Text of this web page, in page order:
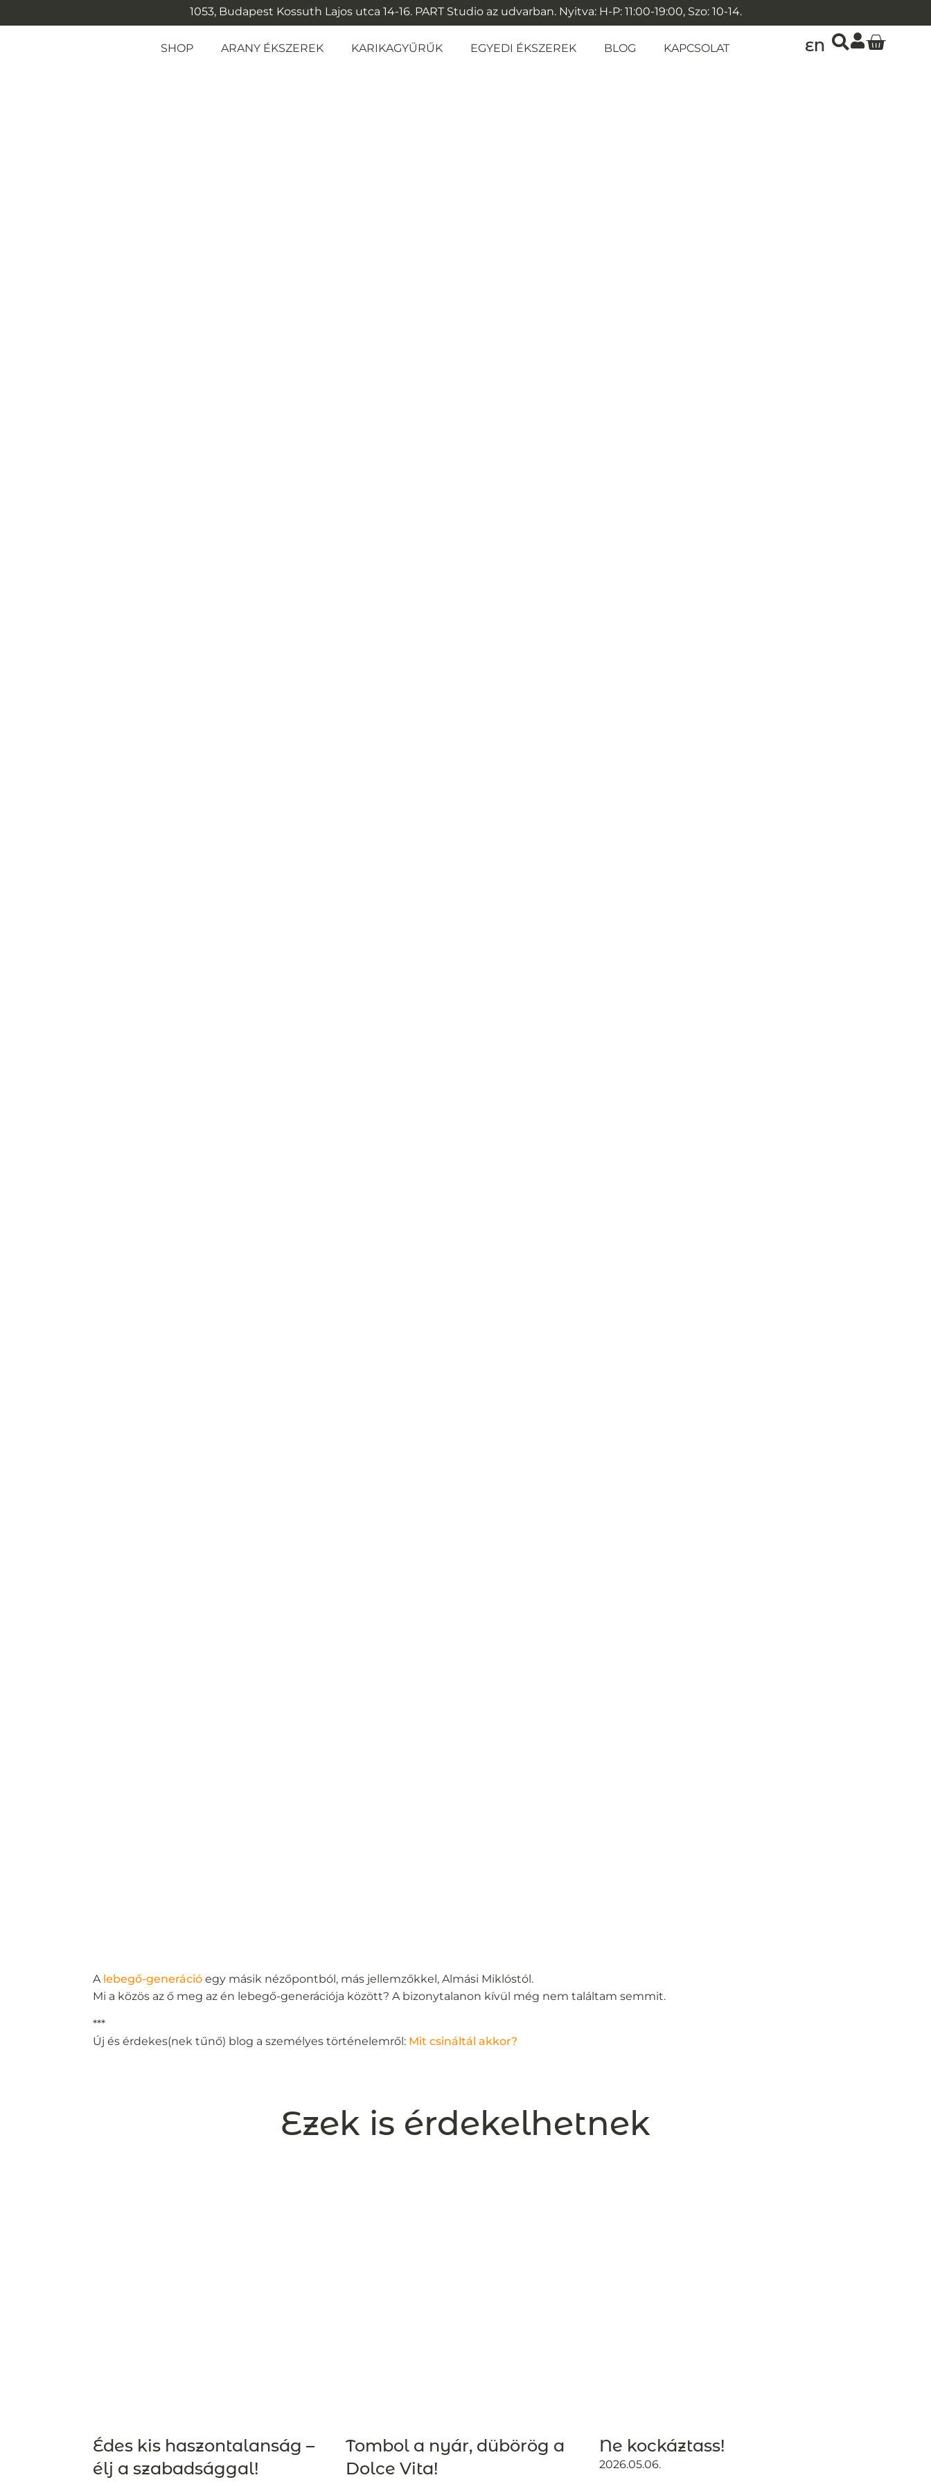
1053, Budapest Kossuth Lajos utca 14-16. PART Studio az udvarban. Nyitva: H-P: 11:00-19:00, Szo: 10-14.
SHOP ARANY ÉKSZEREK KARIKAGYŰRŰK EGYEDI ÉKSZEREK BLOG KAPCSOLAT EN
A lebegő-generáció egy másik nézőpontból, más jellemzőkkel, Almási Miklóstól.
Mi a közös az ő meg az én lebegő-generációja között? A bizonytalanon kívül még nem találtam semmit.
***
Új és érdekes(nek tűnő) blog a személyes történelemről: Mit csináltál akkor?
Ezek is érdekelhetnek
Édes kis haszontalanság –
élj a szabadsággal!
Tombol a nyár, dübörög a
Dolce Vita!
Ne kockáztass!
2026.05.06.